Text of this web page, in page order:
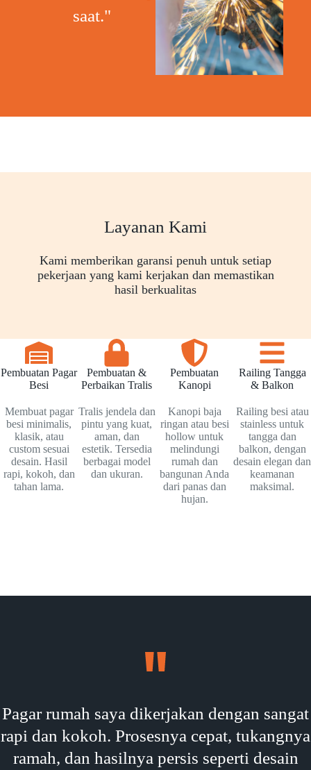
saat."
Layanan Kami
Kami memberikan garansi penuh untuk setiap
pekerjaan yang kami kerjakan dan memastikan
hasil berkualitas
Pembuatan Pagar
Besi
Membuat pagar
besi minimalis,
klasik, atau
custom sesuai
desain. Hasil
rapi, kokoh, dan
tahan lama.
Pembuatan &
Perbaikan Tralis
Tralis jendela dan
pintu yang kuat,
aman, dan
estetik. Tersedia
berbagai model
dan ukuran.
Pembuatan
Kanopi
Kanopi baja
ringan atau besi
hollow untuk
melindungi
rumah dan
bangunan Anda
dari panas dan
hujan.
Railing Tangga
& Balkon
Railing besi atau
stainless untuk
tangga dan
balkon, dengan
desain elegan dan
keamanan
maksimal.
Pagar rumah saya dikerjakan dengan sangat
rapi dan kokoh. Prosesnya cepat, tukangnya
ramah, dan hasilnya persis seperti desain